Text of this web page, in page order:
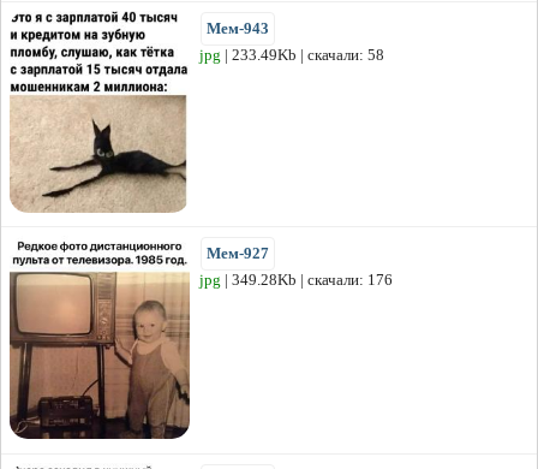
Мем-943
jpg | 233.49Kb | скачали: 58
Мем-927
jpg | 349.28Kb | скачали: 176